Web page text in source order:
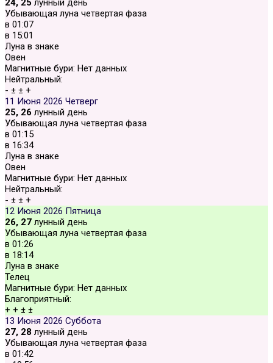
Убывающая луна четвертая фаза
в 01:07
в 15:01
Луна в знаке
Овен
Магнитные бури: Нет данных
Нейтральный:
- ± ± +
11 Июня 2026 Четверг
25, 26 лунный день
Убывающая луна четвертая фаза
в 01:15
в 16:34
Луна в знаке
Овен
Магнитные бури: Нет данных
Нейтральный:
- ± ± +
12 Июня 2026 Пятница
26, 27 лунный день
Убывающая луна четвертая фаза
в 01:26
в 18:14
Луна в знаке
Телец
Магнитные бури: Нет данных
Благоприятный:
+ + ± ±
13 Июня 2026 Суббота
27, 28 лунный день
Убывающая луна четвертая фаза
в 01:42